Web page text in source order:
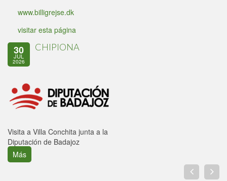
www.billigrejse.dk
visitar esta página
30
JUL
2026
CHIPIONA
Visita a Villa Conchita junta a la
Diputación de Badajoz
Más